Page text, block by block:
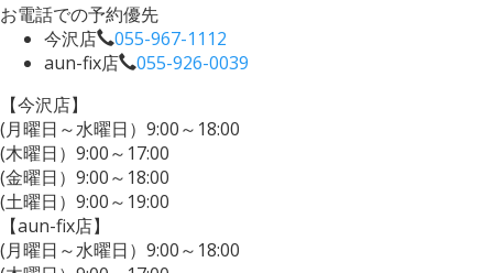
お電話での予約優先
今沢店
055-967-1112
aun-fix店
055-926-0039
【今沢店】
(月曜日～水曜日）9:00～18:00
(木曜日）9:00～17:00
(金曜日）9:00～18:00
(土曜日）9:00～19:00
【aun-fix店】
(月曜日～水曜日）9:00～18:00